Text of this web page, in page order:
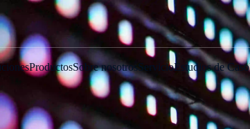
ProductosSobre nosotrosServicioEstudios de Caso